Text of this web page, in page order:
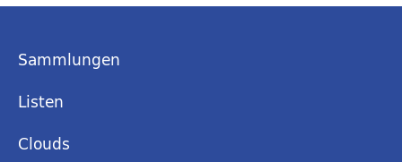
Sammlungen
Listen
Clouds